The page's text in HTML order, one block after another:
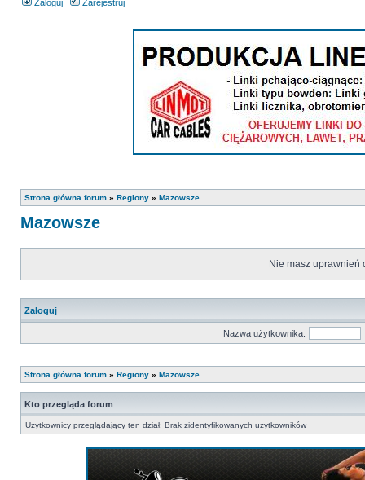
Zaloguj Zarejestruj
Strona główna forum » Regiony » Mazowsze
Mazowsze
Nie masz uprawnień
Zaloguj
Nazwa użytkownika:
Strona główna forum » Regiony » Mazowsze
Kto przegląda forum
Użytkownicy przeglądający ten dział: Brak zidentyfikowanych użytkowników